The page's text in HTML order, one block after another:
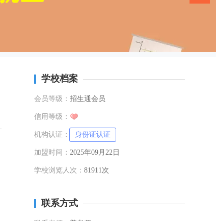
学校档案
会员等级： 招生通会员
信用等级：
机构认证： 身份证认证
加盟时间： 2025年09月22日
学校浏览人次： 81911次
联系方式